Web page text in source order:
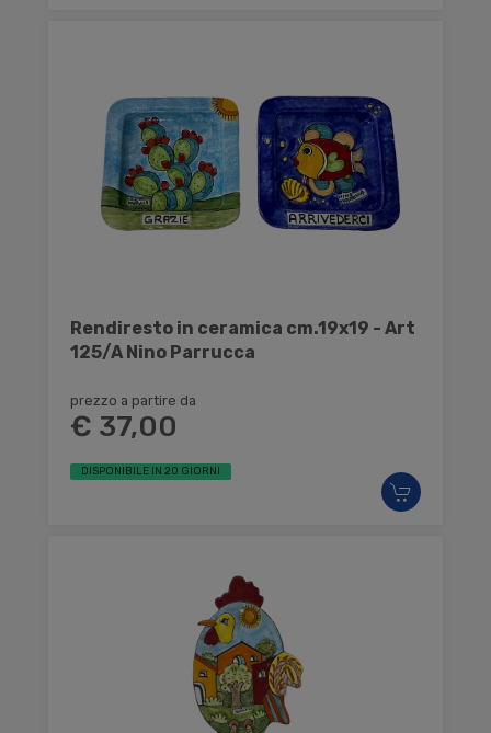
Rendiresto in ceramica cm.19x19 - Art
125/A Nino Parrucca
prezzo a partire da
€ 37,00
DISPONIBILE IN 20 GIORNI